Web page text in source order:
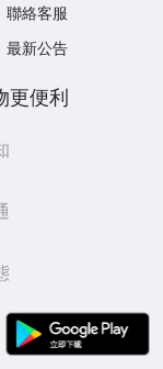
聯絡客服
最新公告
更便利
APP Store